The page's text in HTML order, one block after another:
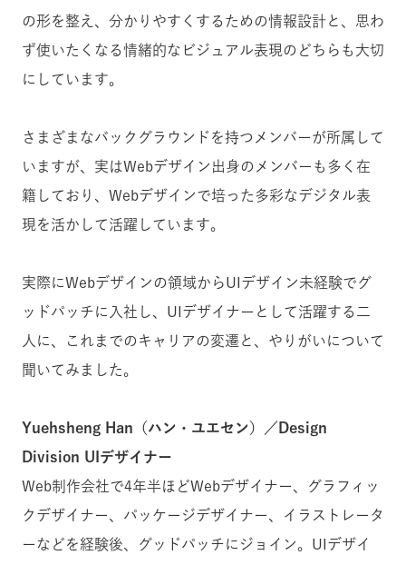
の形を整え、分かりやすくするための情報設計と、思わ
ず使いたくなる情緒的なビジュアル表現のどちらも大切
にしています。
さまざまなバックグラウンドを持つメンバーが所属して
いますが、実はWebデザイン出身のメンバーも多く在
籍しており、Webデザインで培った多彩なデジタル表
現を活かして活躍しています。
実際にWebデザインの領域からUIデザイン未経験でグ
ッドパッチに入社し、UIデザイナーとして活躍する二
人に、これまでのキャリアの変遷と、やりがいについて
聞いてみました。
Yuehsheng Han（ハン・ユエセン）／Design
Division UIデザイナー
Web制作会社で4年半ほどWebデザイナー、グラフィッ
クデザイナー、パッケージデザイナー、イラストレータ
ーなどを経験後、グッドパッチにジョイン。UIデザイ